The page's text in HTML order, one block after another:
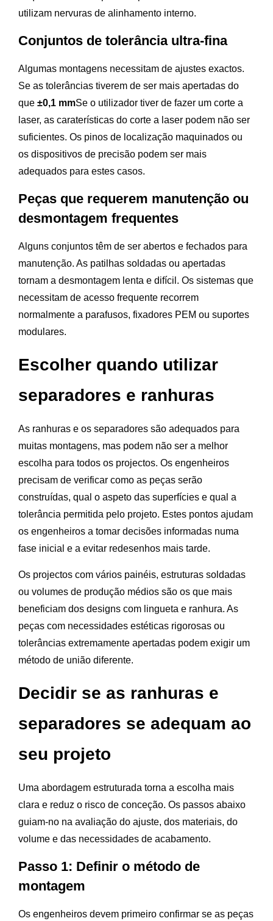
utilizam nervuras de alinhamento interno.
Conjuntos de tolerância ultra-fina
Algumas montagens necessitam de ajustes exactos.
Se as tolerâncias tiverem de ser mais apertadas do
que ±0,1 mmSe o utilizador tiver de fazer um corte a
laser, as caraterísticas do corte a laser podem não ser
suficientes. Os pinos de localização maquinados ou
os dispositivos de precisão podem ser mais
adequados para estes casos.
Peças que requerem manutenção ou
desmontagem frequentes
Alguns conjuntos têm de ser abertos e fechados para
manutenção. As patilhas soldadas ou apertadas
tornam a desmontagem lenta e difícil. Os sistemas que
necessitam de acesso frequente recorrem
normalmente a parafusos, fixadores PEM ou suportes
modulares.
Escolher quando utilizar
separadores e ranhuras
As ranhuras e os separadores são adequados para
muitas montagens, mas podem não ser a melhor
escolha para todos os projectos. Os engenheiros
precisam de verificar como as peças serão
construídas, qual o aspeto das superfícies e qual a
tolerância permitida pelo projeto. Estes pontos ajudam
os engenheiros a tomar decisões informadas numa
fase inicial e a evitar redesenhos mais tarde.
Os projectos com vários painéis, estruturas soldadas
ou volumes de produção médios são os que mais
beneficiam dos designs com lingueta e ranhura. As
peças com necessidades estéticas rigorosas ou
tolerâncias extremamente apertadas podem exigir um
método de união diferente.
Decidir se as ranhuras e
separadores se adequam ao
seu projeto
Uma abordagem estruturada torna a escolha mais
clara e reduz o risco de conceção. Os passos abaixo
guiam-no na avaliação do ajuste, dos materiais, do
volume e das necessidades de acabamento.
Passo 1: Definir o método de
montagem
Os engenheiros devem primeiro confirmar se as peças